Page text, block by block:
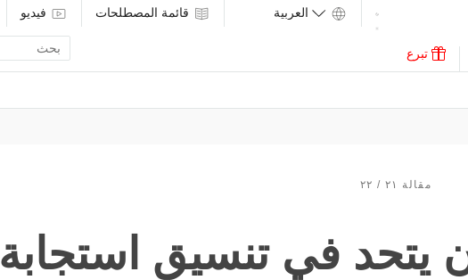
تبرع
قائمة المصطلحات فيديو
search
term
مقالة ٢١ / ٢٢
يتحد في تنسيق استجابة